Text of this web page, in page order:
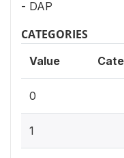
- DAP
CATEGORIES
Value
0
1